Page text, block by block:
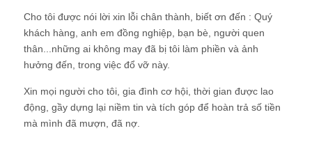
Cho tôi được nói lời xin lỗi chân thành, biết ơn đến : Quý
khách hàng, anh em đồng nghiệp, bạn bè, người quen
thân...những ai không may đã bị tôi làm phiền và ảnh
hưởng đến, trong việc đổ vỡ này.
Xin mọi người cho tôi, gia đình cơ hội, thời gian được lao
động, gầy dựng lại niềm tin và tích góp để hoàn trả số tiền
mà mình đã mượn, đã nợ.